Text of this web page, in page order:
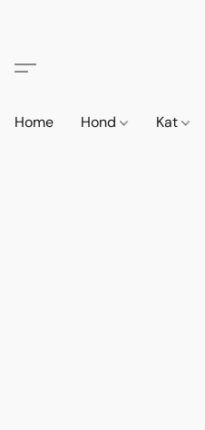
Home Hond Kat